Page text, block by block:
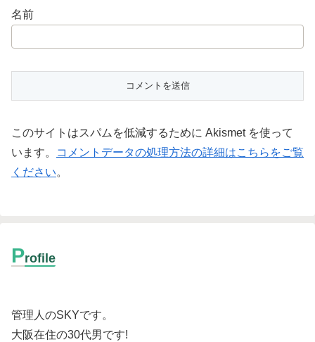
名前
このサイトはスパムを低減するために Akismet を使って
います。
コメントデータの処理方法の詳細はこちらをご覧
ください。
Profile
管理人のSKYです。
大阪在住の30代男です!